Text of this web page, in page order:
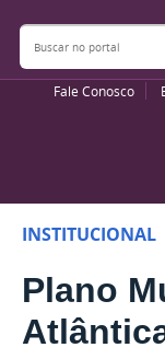
Buscar no portal
Fale Conosco
INSTITUCIONAL
Plano